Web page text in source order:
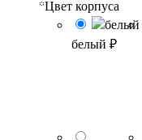
*Цвет корпуса
белый ₽